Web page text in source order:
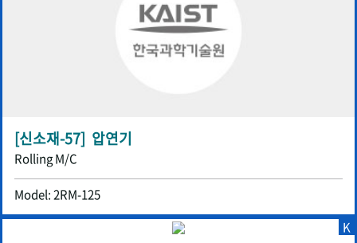
[신소재-57] 압연기
Rolling M/C
Model: 2RM-125
K